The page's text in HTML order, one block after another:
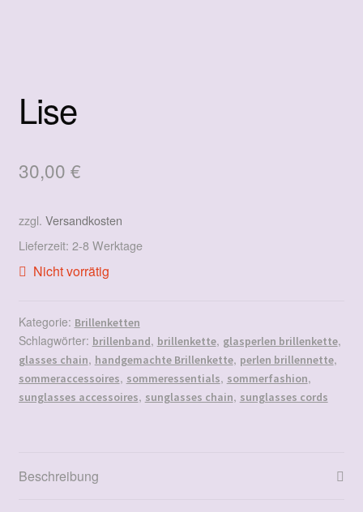
Lise
30,00 €
zzgl. Versandkosten
Lieferzeit: 2-8 Werktage
Nicht vorrätig
Kategorie: Brillenketten
Schlagwörter: brillenband, brillenkette, glasperlen brillenkette,
glasses chain, handgemachte Brillenkette, perlen brillennette,
sommeraccessoires, sommeressentials, sommerfashion,
sunglasses accessoires, sunglasses chain, sunglasses cords
Beschreibung